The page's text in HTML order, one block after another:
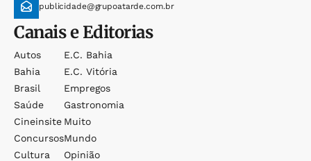
publicidade@grupoatarde.com.br
Canais e Editorias
Autos
Bahia
Brasil
Saúde
Cineinsite
Concursos
Cultura
E.c. Bahia
E.c. Vitória
Empregos
Gastronomia
Muito
Mundo
Opinião